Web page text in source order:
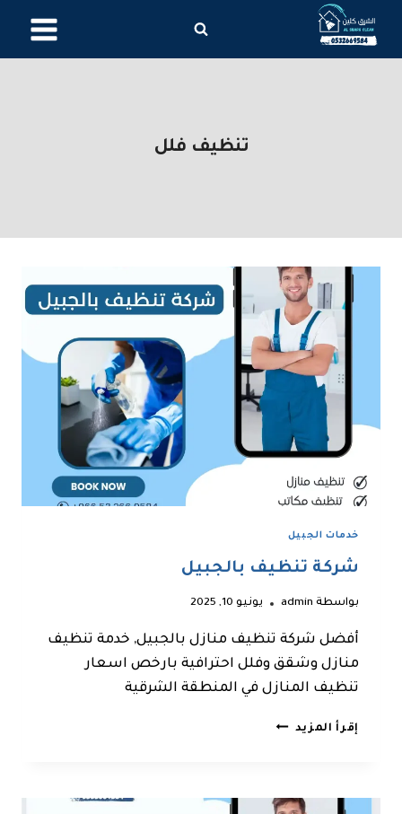
المحتوى
تنظيف فلل
خدمات الجبيل
شركة تنظيف بالجبيل
بواسطة admin يونيو 10, 2025
أفضل شركة تنظيف منازل بالجبيل, خدمة تنظيف
منازل وشقق وفلل احترافية بارخص اسعار
تنظيف المنازل في المنطقة الشرقية
إقرأ المزيد شركة